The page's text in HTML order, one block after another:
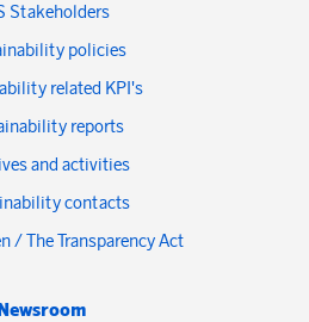
Stakeholders
policies
related KPI's
reports
and activities
contacts
/ The Transparency Act